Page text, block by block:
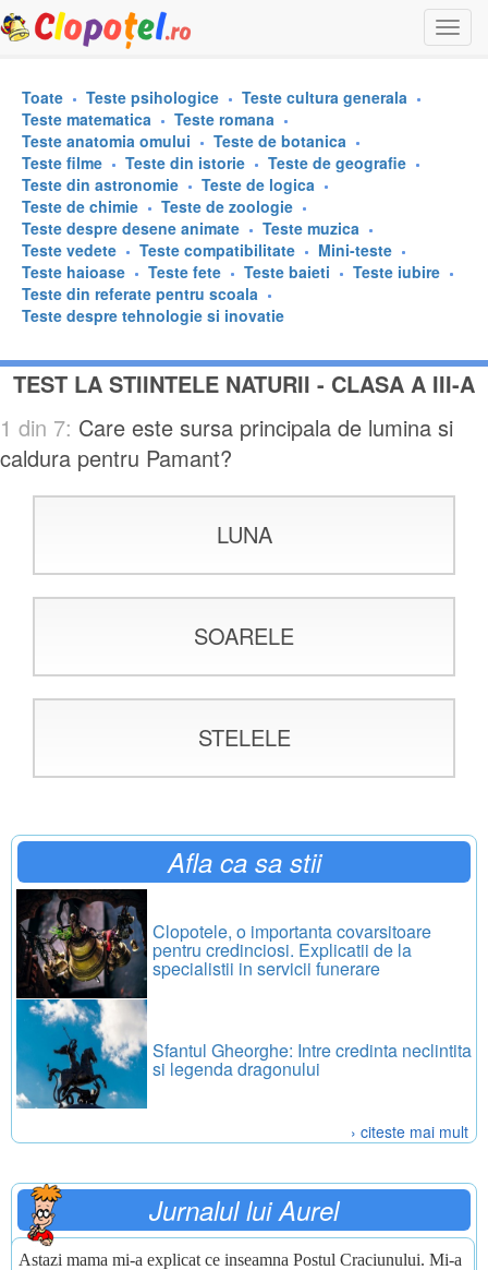
Toate Teste psihologice
Teste cultura generala
Teste matematica
Teste romana
Teste anatomia omului
Teste de botanica
Teste filme
Teste din istorie
Teste de geografie
Teste din astronomie
Teste de logica
Teste de chimie
Teste de zoologie
Teste despre desene animate
Teste muzica
Teste vedete
Teste compatibilitate
Mini-teste
Teste haioase
Teste fete Teste baieti
Teste iubire
Teste din referate pentru scoala
Teste despre tehnologie si inovatie
TEST LA STIINTELE NATURII - CLASA A III-A
1 din 7: Care este sursa principala de lumina si
caldura pentru Pamant?
LUNA
SOARELE
STELELE
Afla ca sa stii
Clopotele, o importanta covarsitoare
pentru credinciosi. Explicatii de la
specialistii in servicii funerare
Sfantul Gheorghe: Intre credinta neclintita
si legenda dragonului
› citeste mai mult
Jurnalul lui Aurel
Astazi mama mi-a explicat ce inseamna Postul Craciunului. Mi-a